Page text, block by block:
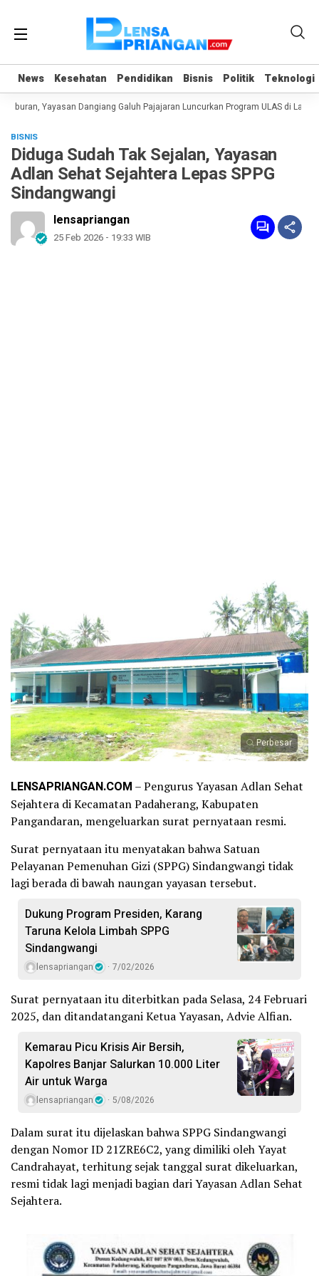
News Kesehatan Pendidikan Bisnis Politik Teknologi
News Kesehatan Pendidikan Bisnis Politik Teknologi
Yayasan Dangiang Galuh Pajajaran Luncurkan Program ULAS di
BISNIS
Diduga Sudah Tak Sejalan, Yayasan
Adlan Sehat Sejahtera Lepas SPPG
Sindangwangi
lensapriangan
25 Feb 2026 - 19:33 WIB
Perbesar
LENSAPRIANGAN.COM – Pengurus Yayasan Adlan Sehat
Sejahtera di Kecamatan Padaherang, Kabupaten
Pangandaran, mengeluarkan surat pernyataan resmi.
Surat pernyataan itu menyatakan bahwa Satuan
Pelayanan Pemenuhan Gizi (SPPG) Sindangwangi tidak
lagi berada di bawah naungan yayasan tersebut.
Dukung Program Presiden, Karang
Taruna Kelola Limbah SPPG
Sindangwangi
lensapriangan 7/02/2026
Surat pernyataan itu diterbitkan pada Selasa, 24 Februari
2025, dan ditandatangani Ketua Yayasan, Advie Alfian.
Kemarau Picu Krisis Air Bersih,
Kapolres Banjar Salurkan 10.000 Liter
Air untuk Warga
lensapriangan 5/08/2026
Dalam surat itu dijelaskan bahwa SPPG Sindangwangi
dengan Nomor ID 21ZRE6C2, yang dimiliki oleh Yayat
Candrahayat, terhitung sejak tanggal surat dikeluarkan,
resmi tidak lagi menjadi bagian dari Yayasan Adlan Sehat
Sejahtera.